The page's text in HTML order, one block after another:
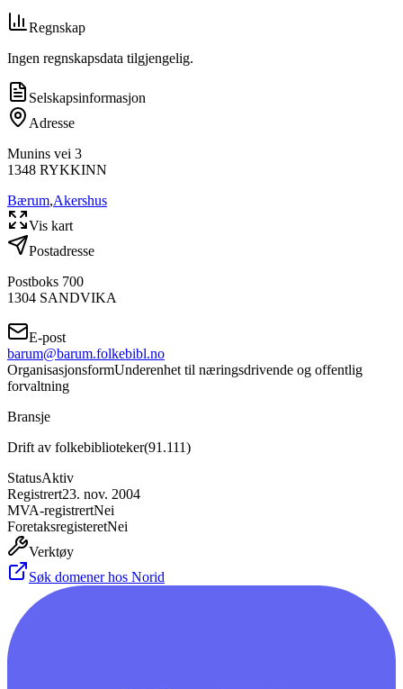
Regnskap
Ingen regnskapsdata tilgjengelig.
Selskapsinformasjon
Adresse
Munins vei 3
1348 RYKKINN
Bærum,Akershus
Vis kart
Postadresse
Postboks 700
1304 SANDVIKA
E-post
barum@barum.folkebibl.no
OrganisasjonsformUnderenhet til næringsdrivende og offentlig
forvaltning
Bransje
Drift av folkebiblioteker(91.111)
StatusAktiv
Registrert23. nov. 2004
MVA-registrertNei
ForetaksregisteretNei
Verktøy
Søk domener hos Norid